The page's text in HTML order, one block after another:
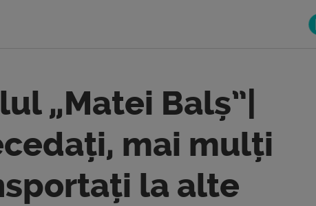
„Matei Balș”|
mai mulți
la alte